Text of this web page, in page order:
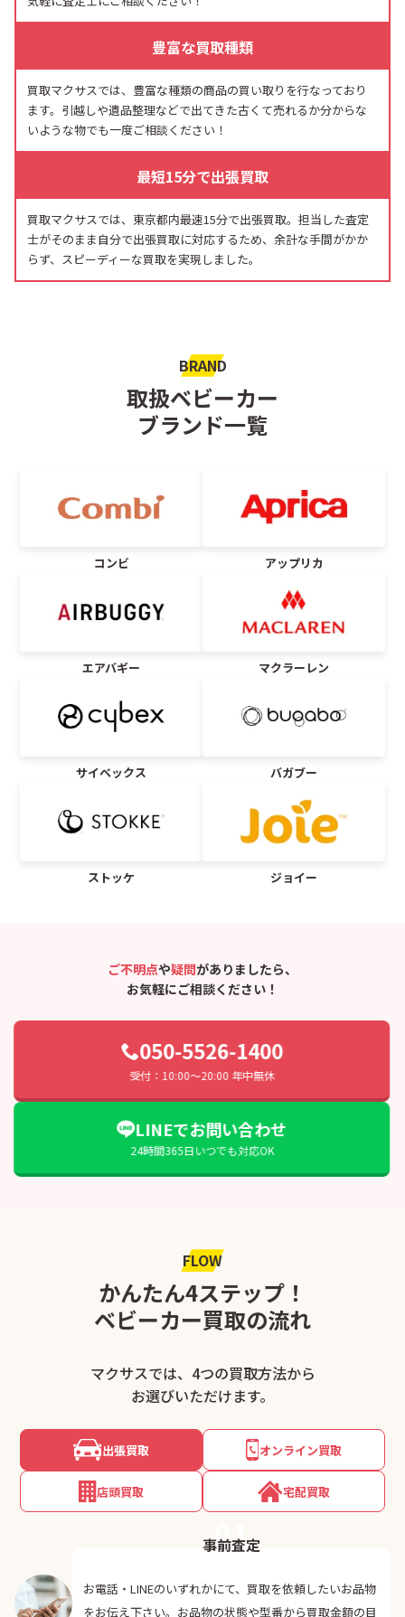
豊富な買取種類
買取マクサスでは、豊富な種類の商品の買い取りを行なっており
ます。引越しや遺品整理などで出てきた古くて売れるか分からな
いような物でも一度ご相談ください！
最短15分で出張買取
買取マクサスでは、東京都内最速15分で出張買取。担当した査定
士がそのまま自分で出張買取に対応するため、余計な手間がかか
らず、スピーディーな買取を実現しました。
BRAND
取扱ベビーカー
ブランド一覧
コンビ アップリカ
エアバギー マクラーレン
サイベックス バガブー
ストッケ ジョイー
ご不明点や疑問がありましたら、
お気軽にご相談ください！
050-5526-1400
受付：10:00〜20:00 年中無休
LINEでお問い合わせ
24時間365日いつでも対応OK
FLOW
かんたん4ステップ！
ベビーカー買取の流れ
マクサスでは、4つの買取方法から
お選びいただけます。
出張買取 オンライン買取
店頭買取 宅配買取
01
事前査定
お電話・LINEのいずれかにて、買取を依頼したいお品物
をお伝え下さい。お品物の状態や型番から買取金額の目